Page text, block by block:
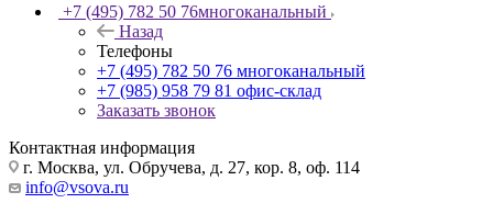
+7 (495) 782 50 76многоканальный
Назад
Телефоны
+7 (495) 782 50 76 многоканальный
+7 (985) 958 79 81 офис-склад
Заказать звонок
Контактная информация
г. Москва, ул. Обручева, д. 27, кор. 8, оф. 114
info@vsova.ru